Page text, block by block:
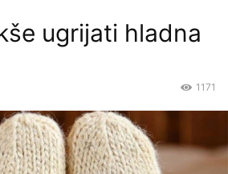
ugrijati hladna
1171